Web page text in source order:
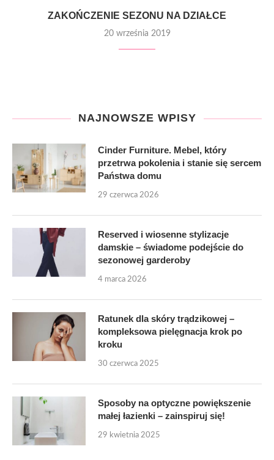
ZAKOŃCZENIE SEZONU NA DZIAŁCE
20 września 2019
NAJNOWSZE WPISY
Cinder Furniture. Mebel, który
przetrwa pokolenia i stanie się sercem
Państwa domu
29 czerwca 2026
Reserved i wiosenne stylizacje
damskie – świadome podejście do
sezonowej garderoby
4 marca 2026
Ratunek dla skóry trądzikowej –
kompleksowa pielęgnacja krok po
kroku
30 czerwca 2025
Sposoby na optyczne powiększenie
małej łazienki – zainspiruj się!
29 kwietnia 2025